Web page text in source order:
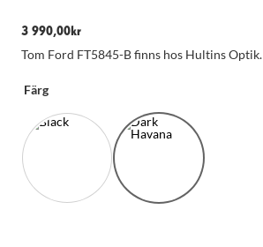
3 990,00 kr
Tom Ford FT5845-B finns hos Hultins Optik.
Färg
Nödvändiga
De behövs
för att